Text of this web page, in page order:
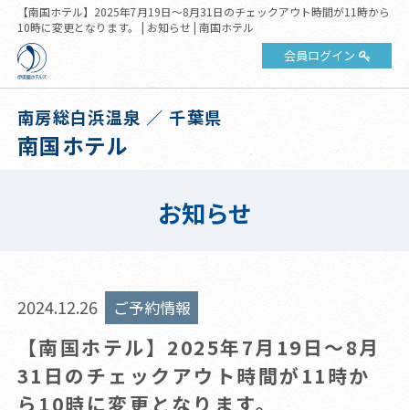
【南国ホテル】2025年7月19日～8月31日のチェックアウト時間が11時から
10時に変更となります。 | お知らせ | 南国ホテル
会員ログイン
南房総白浜温泉 ／ 千葉県
南国ホテル
お知らせ
2024.12.26 ご予約情報
【南国ホテル】2025年7月19日～8月
31日のチェックアウト時間が11時か
ら10時に変更となります。